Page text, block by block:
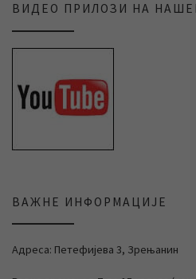
ВИДЕО ПРИЛОЗИ НА
ВАЖНЕ ИНФОРМАЦИЈЕ
Адреса: Петефијева 3, Зрењанин